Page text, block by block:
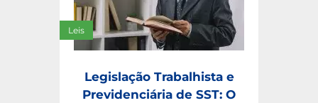
Leis
Legislação Trabalhista e
Previdenciária de SST: O